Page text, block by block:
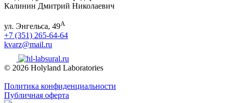
Калинин Дмитрий Николаевич
ул. Энгельса, 49А
+7 (351) 265-64-64
kvarz@mail.ru
© 2026 Holyland Laboratories
Политика конфиденциальности
Публичная оферта